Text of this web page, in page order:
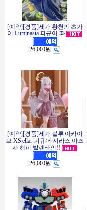
[예약][경품]세가 황천의 츠가
이 Luminasta 피규어 좌
26,000원
[예약][경품]세가 블루 아카이
브 XStellar 피규어 시라스 아즈
사 해피 발렌타인!!
26,000원